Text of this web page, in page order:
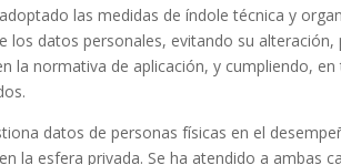
las medidas de índole técnica y
los datos personales, evitando su
la normativa de aplicación, y cumpliendo,
datos de personas físicas en el
la esfera privada. Se ha atendido a ambas